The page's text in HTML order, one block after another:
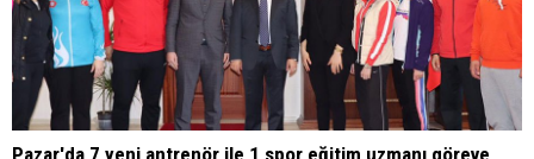
Pazar'da 7 yeni antrenör ile 1 spor eğitim uzmanı göreve